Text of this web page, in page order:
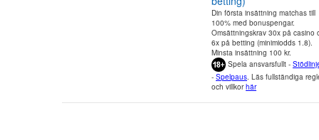
Din första insättning matchas till
100% med bonuspengar.
Omsättningskrav 30x på casino
6x på betting (minimiodds 1.8).
Minsta insättning 100 kr.
Spela ansvarsfullt -
- Spelpaus. Läs fullständiga
och villkorhär